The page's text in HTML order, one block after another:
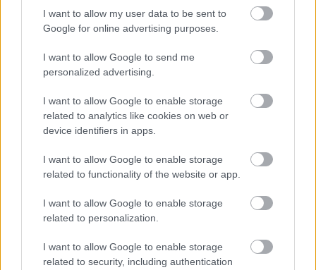
I want to allow my user data to be sent to
Google for online advertising purposes.
I want to allow Google to send me
personalized advertising.
I want to allow Google to enable storage
related to analytics like cookies on web or
device identifiers in apps.
I want to allow Google to enable storage
related to functionality of the website or app.
I want to allow Google to enable storage
related to personalization.
I want to allow Google to enable storage
related to security, including authentication
Oszd meg ezt a posztot:
WhatsappReddit Share
ELŐZŐ POSZT
válasza